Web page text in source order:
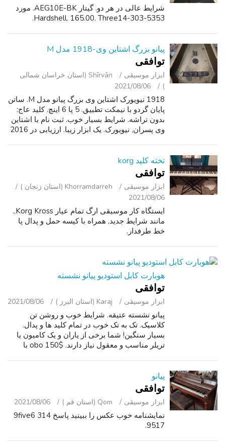
شرایط عالی در هر دو. گیتار AEG10E-BK. مورد
Hardshell. 165.00. Three14-303-5353.
پیانو بزرگ اشتاین وی-1918 مدل M
توافقی
ابزار موسیقی
Shīrvān (استان خراسان شمالی
)
2021/08/06
1918 نیویورک اشتاین وی بزرگ پیانو مدل M. ساتن
پایان گردو با نیمکت تطبیق. 5 پا 6 اینچ. کلید عاج:
بدون تراشه. شرایط بسیار خوب. ثبت نام با اشتاین
وی پسران, نیویورک. یک ابزار زیبا. ارزیابی در 2016
تخته کلید korg
توافقی
ابزار موسیقی
Khorramdarreh (استان زنجان )
2021/08/06
ایستگاه کار موسیقی ارگ تمام عیار Korg Kross,.
مانند شرایط جدید, همراه با کیسه حمل و پدال پا
خط طرفدار.
هوبارت کابل استودیو پیانو نشسته
توافقی
ابزار موسیقی Karaj (استان البرز ) 2021/08/06
پیانو نشسته عتیقه. شرایط خوب و روشن تن
کلاسیک. تک به تک خوب در تمام کلید ها و پدال.
بسیار سنگین! شما برخی از یاران و یک کامیون یا
تریلر مناسب و معقول نیاز دارند. $150 obo با
پیانو
توافقی
ابزار موسیقی Qom (استان قم ) 2021/08/06
نمایشنامه خوب عکس را ببینید پاسخ 314 9five6
9517.